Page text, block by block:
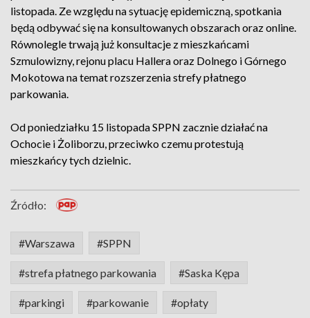
listopada. Ze względu na sytuację epidemiczną, spotkania
będą odbywać się na konsultowanych obszarach oraz online.
Równolegle trwają już konsultacje z mieszkańcami
Szmulowizny, rejonu placu Hallera oraz Dolnego i Górnego
Mokotowa na temat rozszerzenia strefy płatnego
parkowania.
Od poniedziałku 15 listopada SPPN zacznie działać na
Ochocie i Żoliborzu, przeciwko czemu protestują
mieszkańcy tych dzielnic.
Źródło:
#Warszawa #SPPN
#strefa płatnego parkowania #Saska Kępa
#parkingi #parkowanie #opłaty